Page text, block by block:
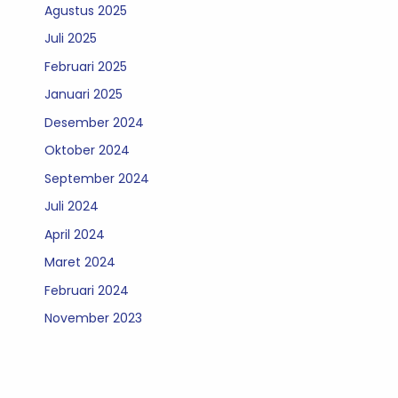
Agustus 2025
Juli 2025
Februari 2025
Januari 2025
Desember 2024
Oktober 2024
September 2024
Juli 2024
April 2024
Maret 2024
Februari 2024
November 2023